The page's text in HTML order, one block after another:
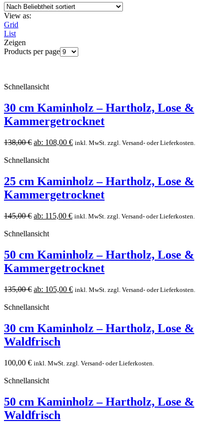
View as:
Grid
List
Zeigen
Products per page
Schnellansicht
30 cm Kaminholz – Hartholz, Lose &
Kammergetrocknet
138,00€ ab: 108,00 € inkl. MwSt. zzgl. Versand- oder Lieferkosten.
Schnellansicht
25 cm Kaminholz – Hartholz, Lose &
Kammergetrocknet
145,00€ ab: 115,00 € inkl. MwSt. zzgl. Versand- oder Lieferkosten.
Schnellansicht
50 cm Kaminholz – Hartholz, Lose &
Kammergetrocknet
135,00€ ab: 105,00 € inkl. MwSt. zzgl. Versand- oder Lieferkosten.
Schnellansicht
30 cm Kaminholz – Hartholz, Lose &
Waldfrisch
100,00 € inkl. MwSt. zzgl. Versand- oder Lieferkosten.
Schnellansicht
50 cm Kaminholz – Hartholz, Lose &
Waldfrisch